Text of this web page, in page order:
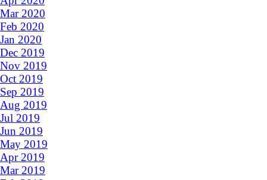
Mar 2020
Feb 2020
Jan 2020
Dec 2019
Nov 2019
Oct 2019
Sep 2019
Aug 2019
Jul 2019
Jun 2019
May 2019
Apr 2019
Mar 2019